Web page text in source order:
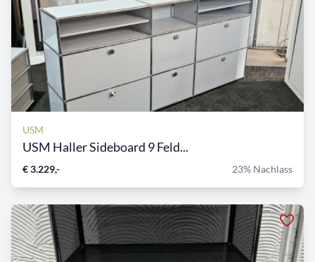
USM
USM Haller Sideboard 9 Feld...
€ 3.229,- 23% Nachlass